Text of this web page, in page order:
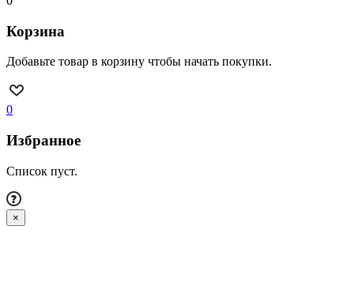
Корзина
Добавьте товар в корзину чтобы начать покупки.
0
Избранное
Список пуст.
×